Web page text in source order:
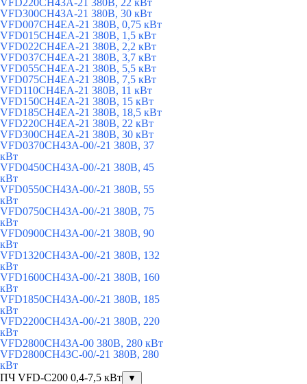
VFD220CH43A-21 380В, 22 кВт
VFD300CH43A-21 380В, 30 кВт
VFD007CH4EA-21 380В, 0,75 кВт
VFD015CH4EA-21 380В, 1,5 кВт
VFD022CH4EA-21 380В, 2,2 кВт
VFD037CH4EA-21 380В, 3,7 кВт
VFD055CH4EA-21 380В, 5,5 кВт
VFD075CH4EA-21 380В, 7,5 кВт
VFD110CH4EA-21 380В, 11 кВт
VFD150CH4EA-21 380В, 15 кВт
VFD185CH4EA-21 380В, 18,5 кВт
VFD220CH4EA-21 380В, 22 кВт
VFD300CH4EA-21 380В, 30 кВт
VFD0370CH43A-00/-21 380В, 37
кВт
VFD0450CH43A-00/-21 380В, 45
кВт
VFD0550CH43A-00/-21 380В, 55
кВт
VFD0750CH43A-00/-21 380В, 75
кВт
VFD0900CH43A-00/-21 380В, 90
кВт
VFD1320CH43A-00/-21 380В, 132
кВт
VFD1600CH43A-00/-21 380В, 160
кВт
VFD1850CH43A-00/-21 380В, 185
кВт
VFD2200CH43A-00/-21 380В, 220
кВт
VFD2800CH43A-00 380В, 280 кВт
VFD2800CH43C-00/-21 380В, 280
кВт
ПЧ VFD-C200 0,4-7,5 кВт
▼